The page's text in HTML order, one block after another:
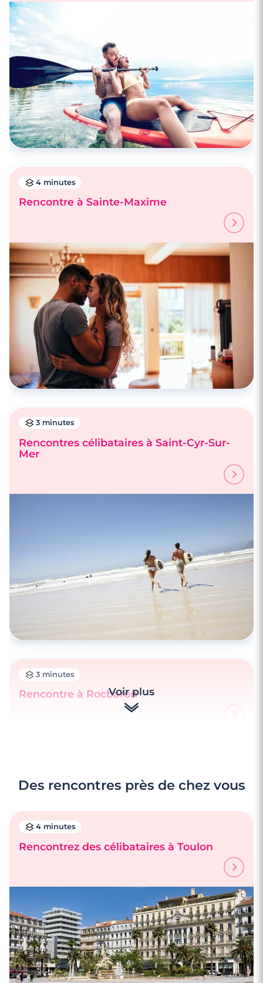
4 minutes
Rencontre à Sainte-Maxime
3 minutes
Rencontres célibataires à Saint-Cyr-Sur-
Mer
3 minutes
Rencontre à Rocbaron
3 minutes
Rencontre à Ollioules
Voir plus
Des rencontres près de chez vous
4 minutes
Rencontrez des célibataires à Toulon